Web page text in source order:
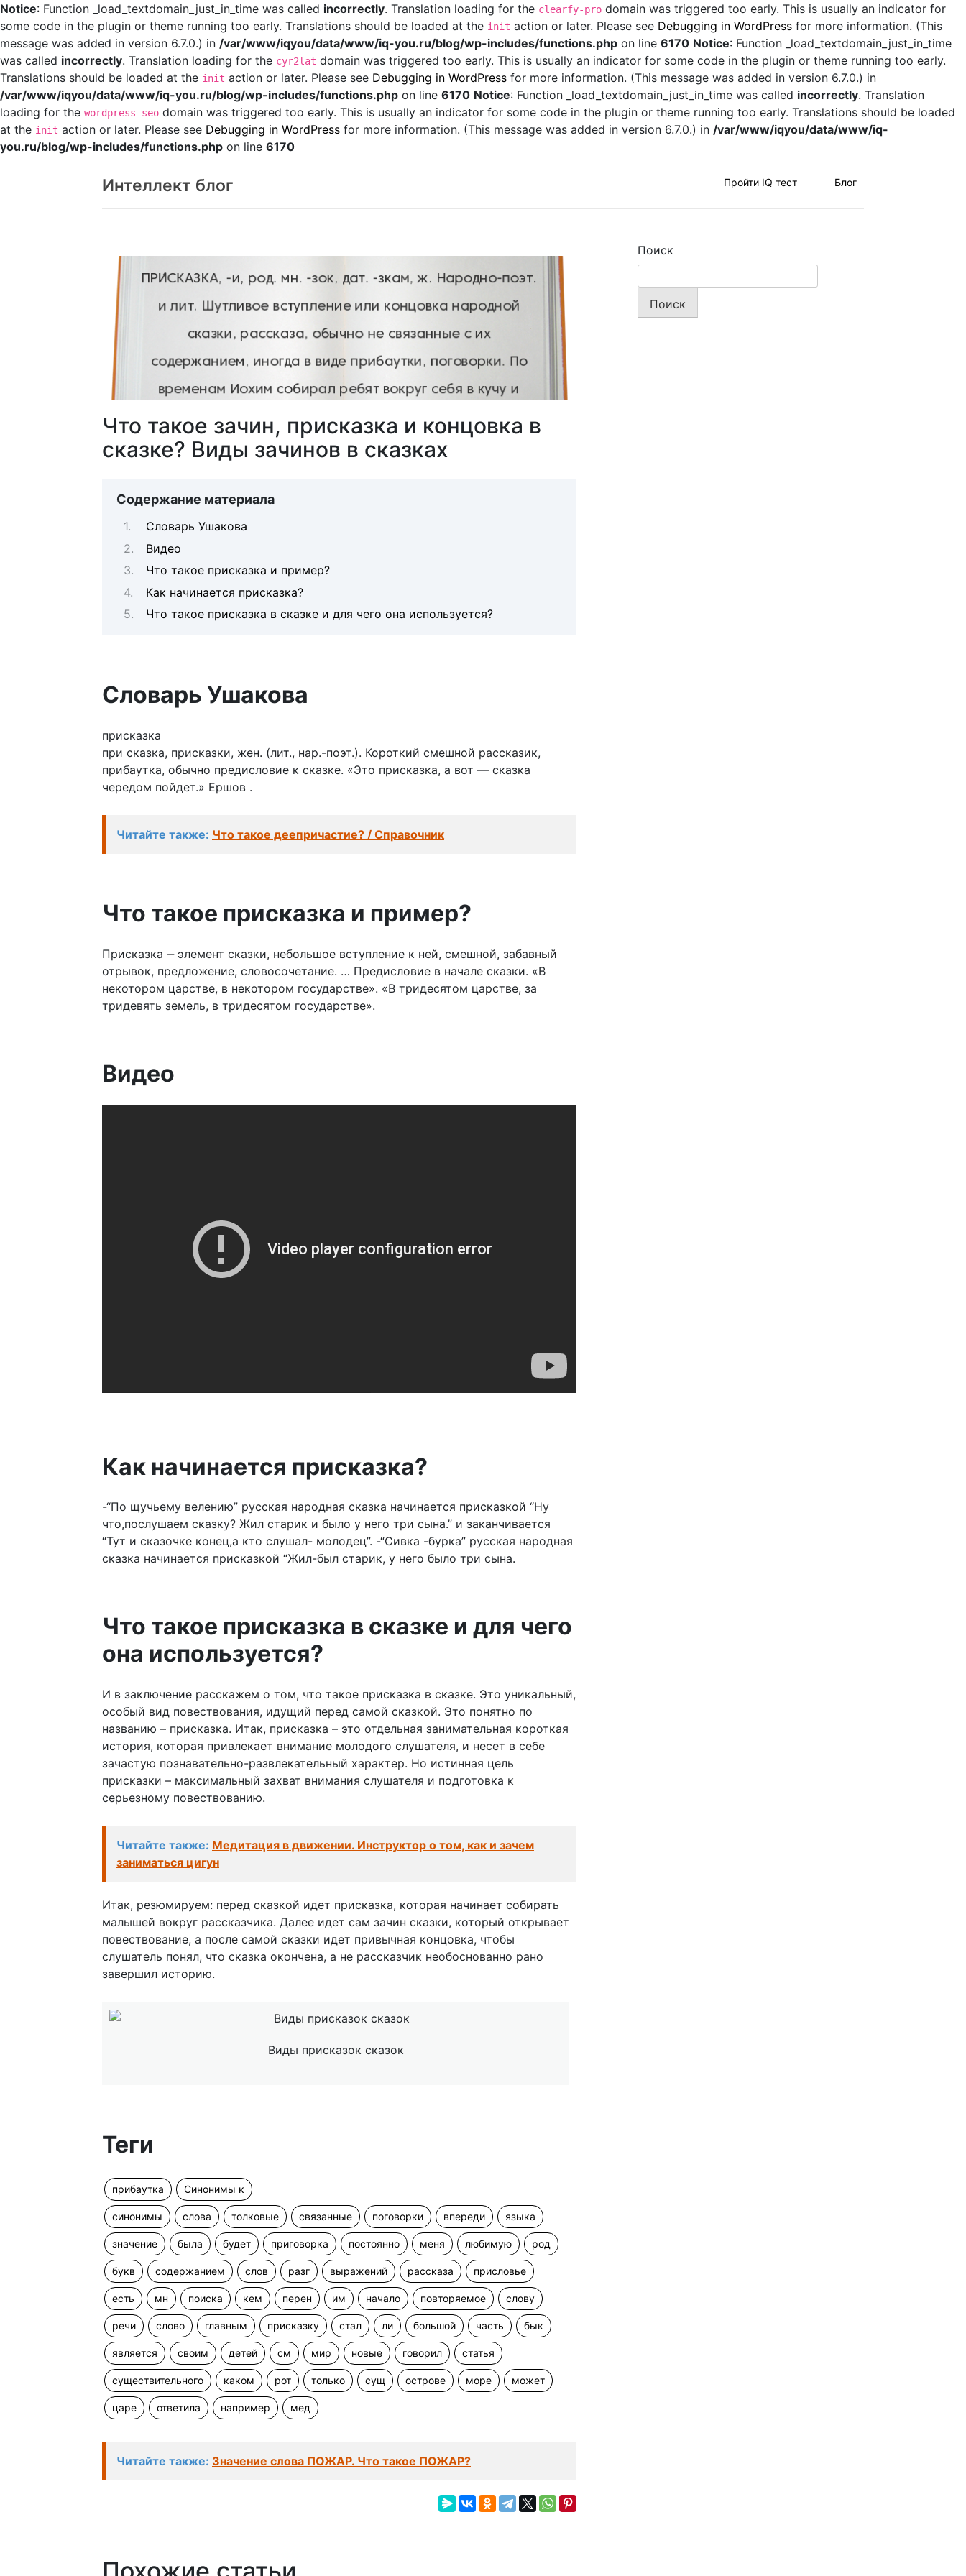
Notice: Function _load_textdomain_just_in_time was called incorrectly. Translation loading for the clearfy-pro domain was triggered too early. This is usually an indicator for
some code in the plugin or theme running too early. Translations should be loaded at the init action or later. Please see Debugging in WordPress for more information. (This
message was added in version 6.7.0.) in /var/www/iqyou/data/www/iq-you.ru/blog/wp-includes/functions.php on line 6170 Notice: Function _load_textdomain_just_in_time
was called incorrectly. Translation loading for the cyr2lat domain was triggered too early. This is usually an indicator for some code in the plugin or theme running too early.
Translations should be loaded at the init action or later. Please see Debugging in WordPress for more information. (This message was added in version 6.7.0.) in
/var/www/iqyou/data/www/iq-you.ru/blog/wp-includes/functions.php on line 6170 Notice: Function _load_textdomain_just_in_time was called incorrectly. Translation
loading for the wordpress-seo domain was triggered too early. This is usually an indicator for some code in the plugin or theme running too early. Translations should be loaded
at the init action or later. Please see Debugging in WordPress for more information. (This message was added in version 6.7.0.) in /var/www/iqyou/data/www/iq-
you.ru/blog/wp-includes/functions.php on line 6170
Интеллект блог Пройти IQ тест Блог
Что такое зачин, присказка и концовка в
сказке? Виды зачинов в сказках
Содержание материала
Словарь Ушакова
Видео
Что такое присказка и пример?
Как начинается присказка?
Что такое присказка в сказке и для чего она используется?
Словарь Ушакова
присказка
при сказка, присказки, жен. (лит., нар.-поэт.). Короткий смешной рассказик,
прибаутка, обычно предисловие к сказке. «Это присказка, а вот — сказка
чередом пойдет.» Ершов .
Читайте также: Что такое деепричастие? / Справочник
Что такое присказка и пример?
Присказка ‒ элемент сказки, небольшое вступление к ней, смешной, забавный
отрывок, предложение, словосочетание. … Предисловие в начале сказки. «В
некотором царстве, в некотором государстве». «В тридесятом царстве, за
тридевять земель, в тридесятом государстве».
Видео
Как начинается присказка?
-“По щучьему велению” русская народная сказка начинается присказкой “Ну
что,послушаем сказку? Жил старик и было у него три сына.” и заканчивается
“Тут и сказочке конец,а кто слушал- молодец”. -“Сивка -бурка” русская народная
сказка начинается присказкой “Жил-был старик, у него было три сына.
Что такое присказка в сказке и для чего
она используется?
И в заключение расскажем о том, что такое присказка в сказке. Это уникальный,
особый вид повествования, идущий перед самой сказкой. Это понятно по
названию – присказка. Итак, присказка – это отдельная занимательная короткая
история, которая привлекает внимание молодого слушателя, и несет в себе
зачастую познавательно-развлекательный характер. Но истинная цель
присказки – максимальный захват внимания слушателя и подготовка к
серьезному повествованию.
Читайте также: Медитация в движении. Инструктор о том, как и зачем
заниматься цигун
Итак, резюмируем: перед сказкой идет присказка, которая начинает собирать
малышей вокруг рассказчика. Далее идет сам зачин сказки, который открывает
повествование, а после самой сказки идет привычная концовка, чтобы
слушатель понял, что сказка окончена, а не рассказчик необоснованно рано
завершил историю.
Виды присказок сказок
Теги
прибаутка Синонимы к
синонимы слова толковые связанные поговорки впереди языка
значение была будет приговорка постоянно меня любимую род
букв содержанием слов разг выражений рассказа присловье
есть мн поиска кем перен им начало повторяемое слову
речи слово главным присказку стал ли большой часть бык
является своим детей см мир новые говорил статья
существительного каком рот только сущ острове море может
царе ответила например мед
Читайте также: Значение слова ПОЖАР. Что такое ПОЖАР?
Поиск
Поиск